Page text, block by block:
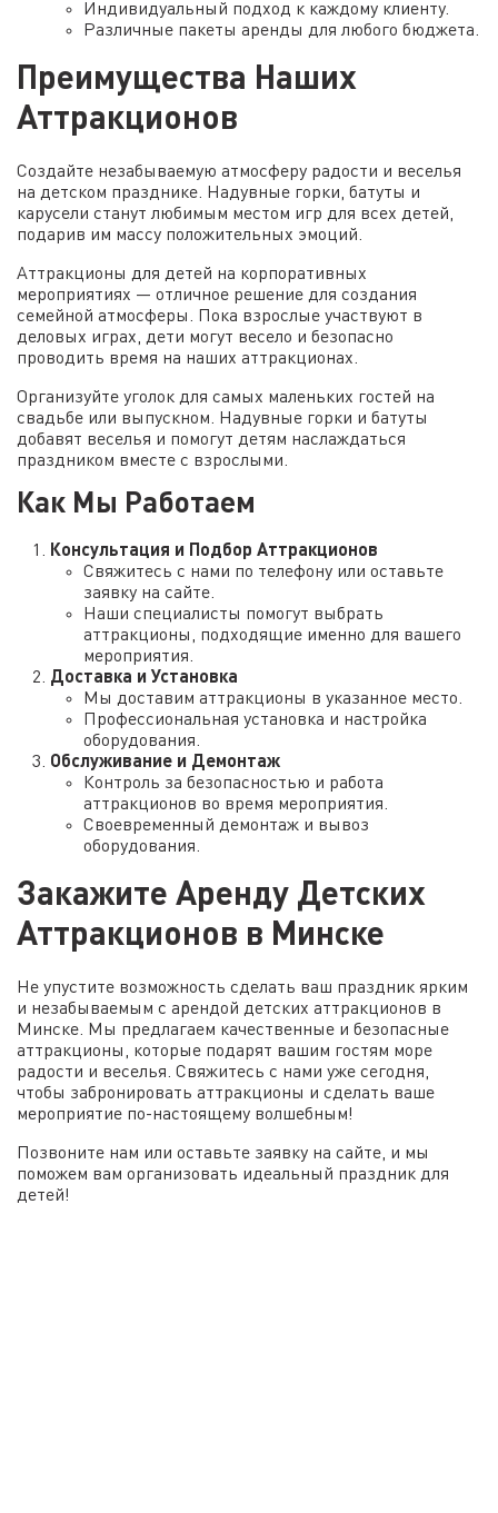
Индивидуальный подход к каждому клиенту.
Различные пакеты аренды для любого бюджета.
Преимущества Наших
Аттракционов
Создайте незабываемую атмосферу радости и веселья
на детском празднике. Надувные горки, батуты и
карусели станут любимым местом игр для всех детей,
подарив им массу положительных эмоций.
Аттракционы для детей на корпоративных
мероприятиях — отличное решение для создания
семейной атмосферы. Пока взрослые участвуют в
деловых играх, дети могут весело и безопасно
проводить время на наших аттракционах.
Организуйте уголок для самых маленьких гостей на
свадьбе или выпускном. Надувные горки и батуты
добавят веселья и помогут детям наслаждаться
праздником вместе с взрослыми.
Как Мы Работаем
Консультация и Подбор Аттракционов
Свяжитесь с нами по телефону или оставьте
заявку на сайте.
Наши специалисты помогут выбрать
аттракционы, подходящие именно для вашего
мероприятия.
Доставка и Установка
Мы доставим аттракционы в указанное место.
Профессиональная установка и настройка
оборудования.
Обслуживание и Демонтаж
Контроль за безопасностью и работа
аттракционов во время мероприятия.
Своевременный демонтаж и вывоз
оборудования.
Закажите Аренду Детских
Аттракционов в Минске
Не упустите возможность сделать ваш праздник ярким
и незабываемым с арендой детских аттракционов в
Минске. Мы предлагаем качественные и безопасные
аттракционы, которые подарят вашим гостям море
радости и веселья. Свяжитесь с нами уже сегодня,
чтобы забронировать аттракционы и сделать ваше
мероприятие по-настоящему волшебным!
Позвоните нам или оставьте заявку на сайте, и мы
поможем вам организовать идеальный праздник для
детей!